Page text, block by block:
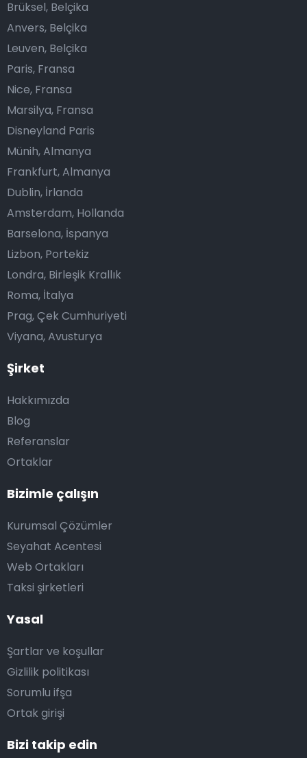
Şirket
Hakkımızda
Blog
Referanslar
Ortaklar
Bizimle çalışın
Kurumsal Çözümler
Seyahat Acentesi
Web Ortakları
Taksi şirketleri
Yasal
Şartlar ve koşullar
Gizlilik politikası
Sorumlu ifşa
Ortak girişi
Brüksel, Belçika
Anvers, Belçika
Leuven, Belçika
Paris, Fransa
Nice, Fransa
Marsilya, Fransa
Disneyland Paris
Münih, Almanya
Frankfurt, Almanya
Dublin, İrlanda
Amsterdam, Hollanda
Barselona, İspanya
Lizbon, Portekiz
Londra, Birleşik Krallık
Roma, İtalya
Prag, Çek Cumhuriyeti
Viyana, Avusturya
Bizi takip edin